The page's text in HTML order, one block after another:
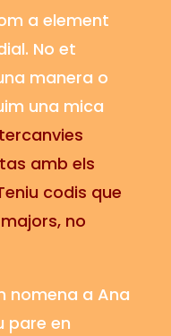
a element
No et
manera o
una mica
amb els
codis que
no
nomena a Ana
pare en